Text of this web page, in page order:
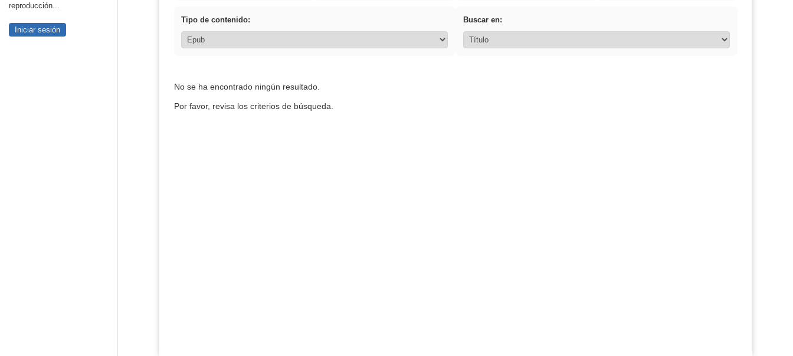
reproducción...
Iniciar sesión
Tipo de contenido: Buscar en:
No se ha encontrado ningún resultado.
Por favor, revisa los criterios de búsqueda.